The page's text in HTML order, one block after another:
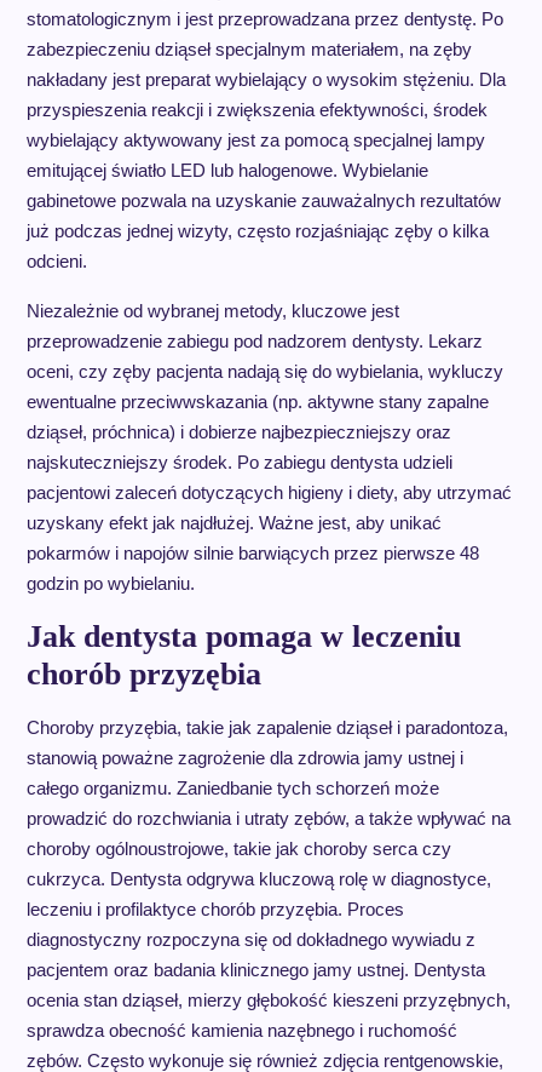
stomatologicznym i jest przeprowadzana przez dentystę. Po
zabezpieczeniu dziąseł specjalnym materiałem, na zęby
nakładany jest preparat wybielający o wysokim stężeniu. Dla
przyspieszenia reakcji i zwiększenia efektywności, środek
wybielający aktywowany jest za pomocą specjalnej lampy
emitującej światło LED lub halogenowe. Wybielanie
gabinetowe pozwala na uzyskanie zauważalnych rezultatów
już podczas jednej wizyty, często rozjaśniając zęby o kilka
odcieni.
Niezależnie od wybranej metody, kluczowe jest
przeprowadzenie zabiegu pod nadzorem dentysty. Lekarz
oceni, czy zęby pacjenta nadają się do wybielania, wykluczy
ewentualne przeciwwskazania (np. aktywne stany zapalne
dziąseł, próchnica) i dobierze najbezpieczniejszy oraz
najskuteczniejszy środek. Po zabiegu dentysta udzieli
pacjentowi zaleceń dotyczących higieny i diety, aby utrzymać
uzyskany efekt jak najdłużej. Ważne jest, aby unikać
pokarmów i napojów silnie barwiących przez pierwsze 48
godzin po wybielaniu.
Jak dentysta pomaga w leczeniu
chorób przyzębia
Choroby przyzębia, takie jak zapalenie dziąseł i paradontoza,
stanowią poważne zagrożenie dla zdrowia jamy ustnej i
całego organizmu. Zaniedbanie tych schorzeń może
prowadzić do rozchwiania i utraty zębów, a także wpływać na
choroby ogólnoustrojowe, takie jak choroby serca czy
cukrzyca. Dentysta odgrywa kluczową rolę w diagnostyce,
leczeniu i profilaktyce chorób przyzębia. Proces
diagnostyczny rozpoczyna się od dokładnego wywiadu z
pacjentem oraz badania klinicznego jamy ustnej. Dentysta
ocenia stan dziąseł, mierzy głębokość kieszeni przyzębnych,
sprawdza obecność kamienia nazębnego i ruchomość
zębów. Często wykonuje się również zdjęcia rentgenowskie,